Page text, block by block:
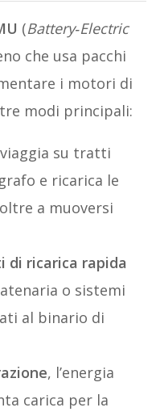
(Battery‑Electric
che usa pacchi
i motori di
modi principali:
su tratti
e ricarica le
a muoversi
di ricarica rapida
o sistemi
al binario di
, l’energia
carica per la